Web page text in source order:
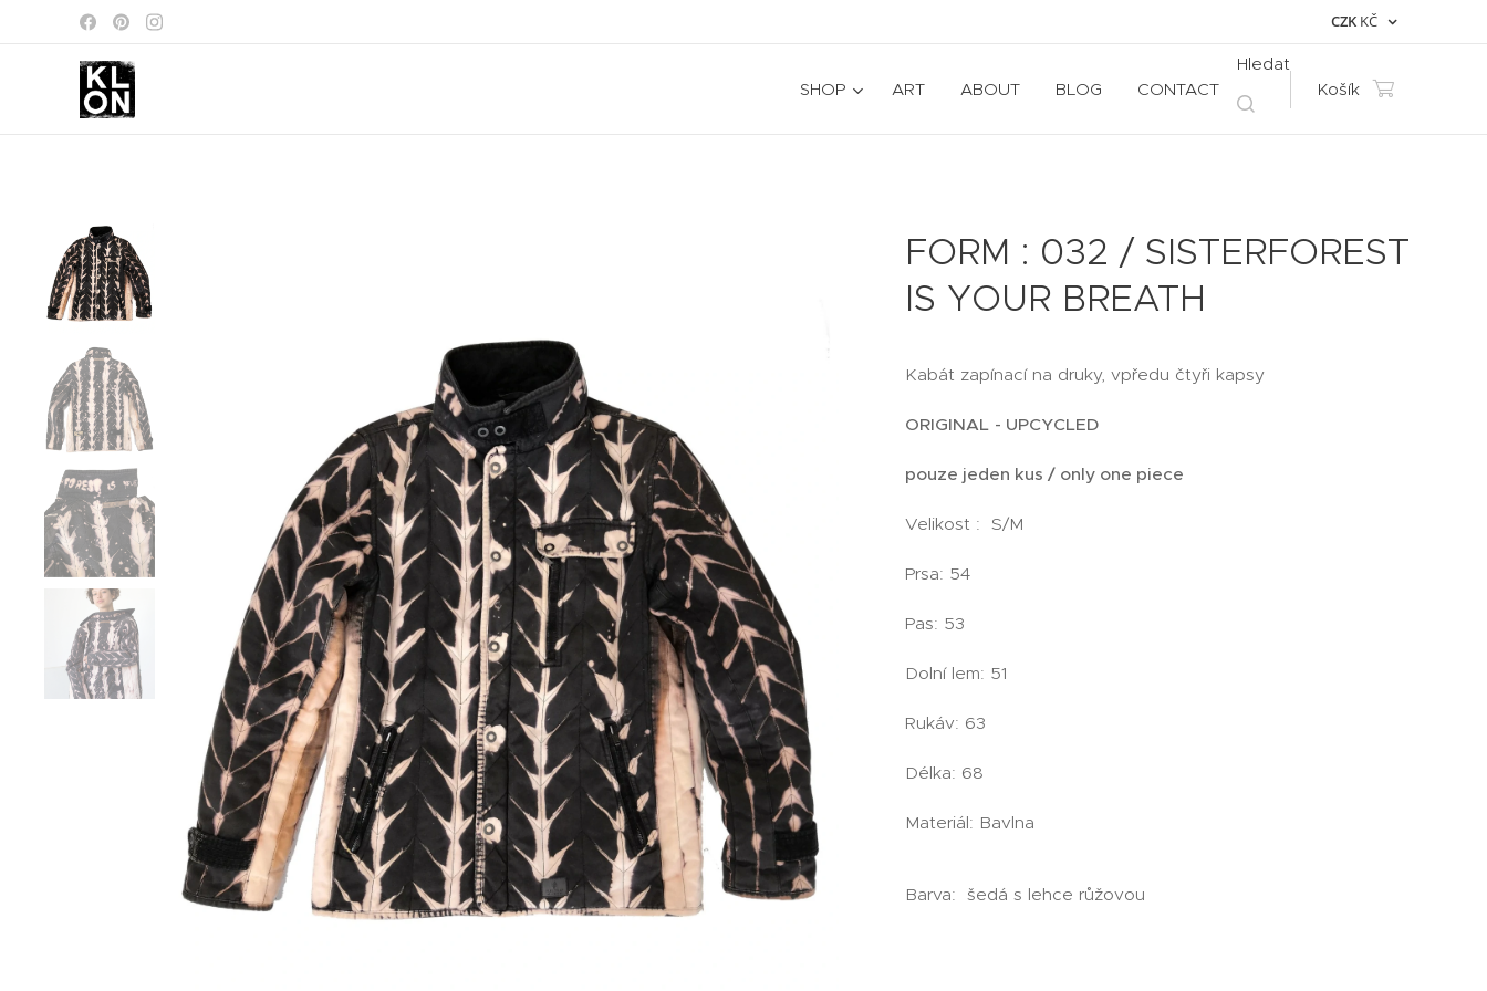
CZK KČ
SHOP ART ABOUT BLOG CONTACT
Hledat
Košík
FORM : 032 / SISTERFOREST
IS YOUR BREATH
Kabát zapínací na druky, vpředu čtyři kapsy
ORIGINAL - UPCYCLED
pouze jeden kus / only one piece
Velikost : S/M
Prsa: 54
Pas: 53
Dolní lem: 51
Rukáv: 63
Délka: 68
Materiál: Bavlna
Barva: šedá s lehce růžovou